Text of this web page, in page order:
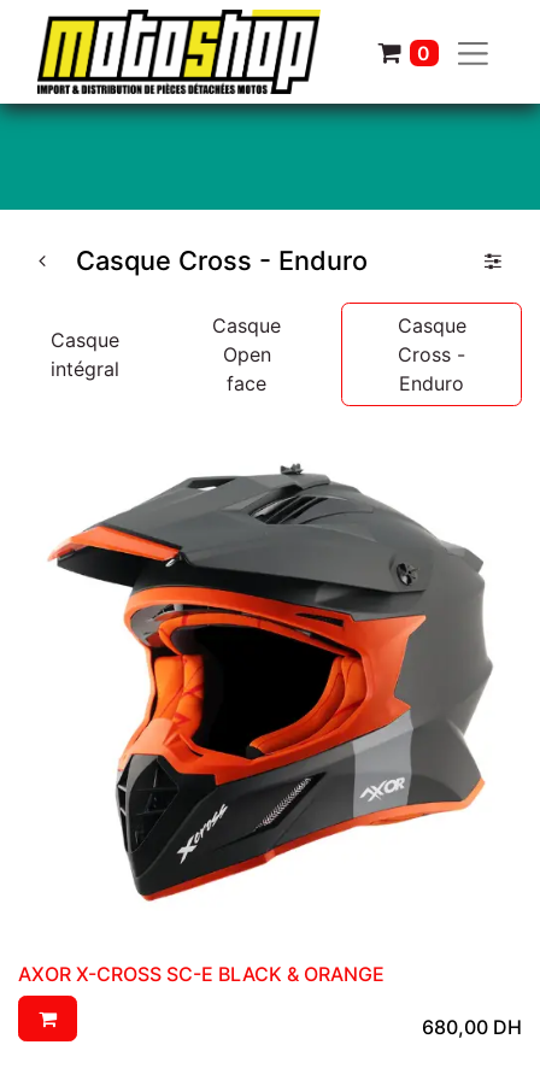
0
Casque Cross - Enduro
Casque
intégral
Casque
Open
face
Casque
Cross -
Enduro
AXOR X-CROSS SC-E BLACK & ORANGE
680,00 DH